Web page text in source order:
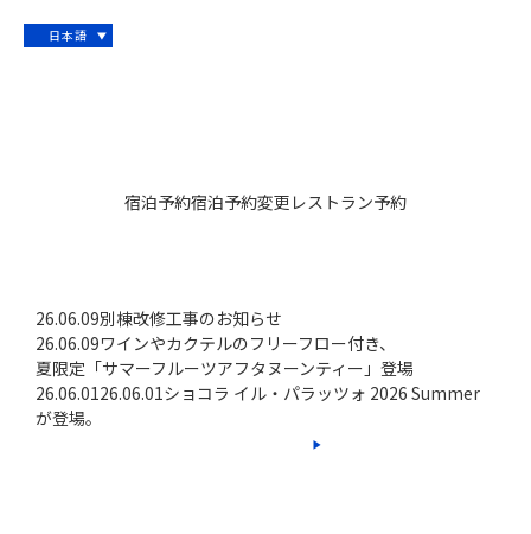
日本語
宿泊予約宿泊予約変更 レストラン予約
26.06.09別棟改修工事のお知らせ
26.06.09ワインやカクテルのフリーフロー付き、
夏限定「サマーフルーツアフタヌーンティー」登場
26.06.0126.06.01ショコラ イル・パラッツォ 2026 Summer
が登場。